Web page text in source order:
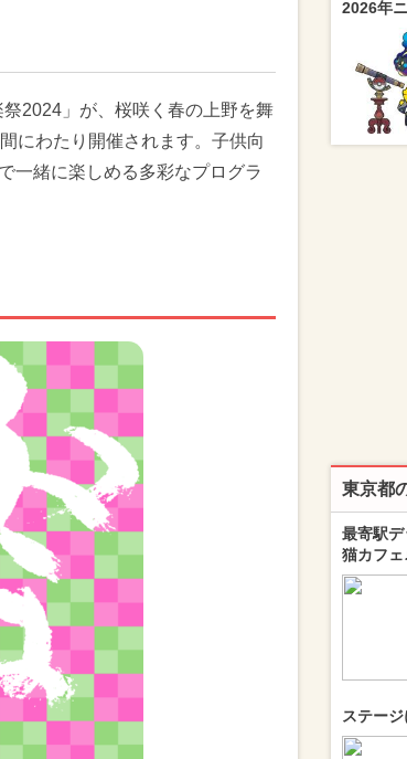
2024」が、桜咲く春の上野を舞
にわたり開催されます。子供向
一緒に楽しめる多彩なプログラ
2026年
東京都
最寄駅
猫カフェ
ステー